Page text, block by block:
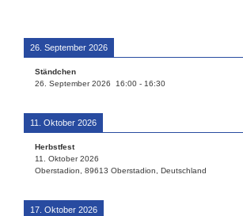
26. September 2026
Ständchen
26. September 2026
16:00 - 16:30
11. Oktober 2026
Herbstfest
11. Oktober 2026
Oberstadion, 89613 Oberstadion, Deutschland
17. Oktober 2026